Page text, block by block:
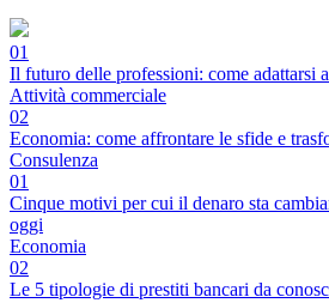
01
Il futuro delle professioni: come adattarsi
Attività commerciale
02
Economia: come affrontare le sfide e
Consulenza
01
Cinque motivi per cui il denaro sta
oggi
Economia
02
Le 5 tipologie di prestiti bancari da